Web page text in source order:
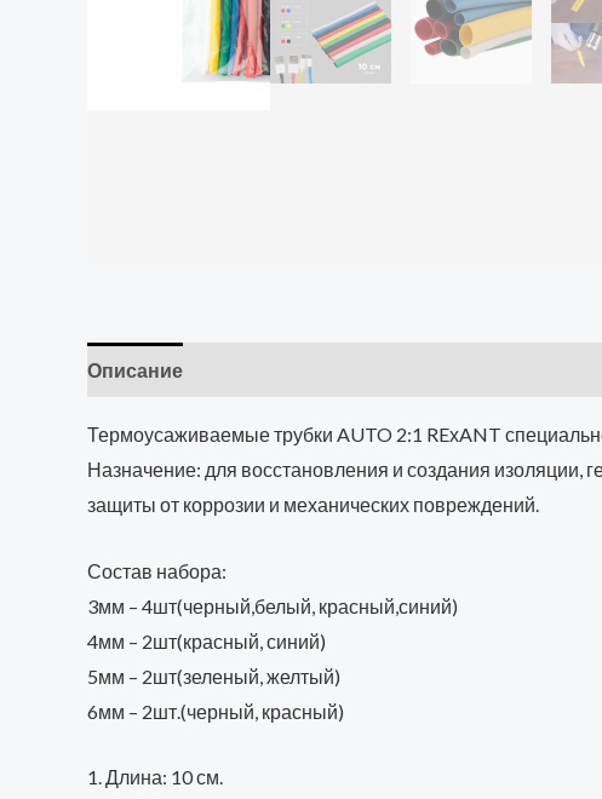
Описание
Термоусаживаемые трубки AUTO 2:1 REхANT
Назначение: для восстановления и создания изоляции,
защиты от коррозии и механических повреждений.
Состав набора:
3мм – 4шт(черный,белый, красный,синий)
4мм – 2шт(красный, синий)
5мм – 2шт(зеленый, желтый)
6мм – 2шт.(черный, красный)
1. Длина: 10 см.